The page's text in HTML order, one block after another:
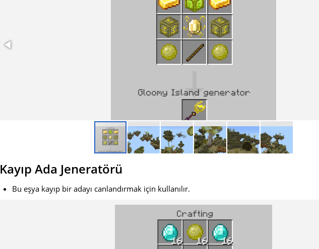
Kayıp Ada Jeneratörü
Bu eşya kayıp bir adayı canlandırmak için kullanılır.